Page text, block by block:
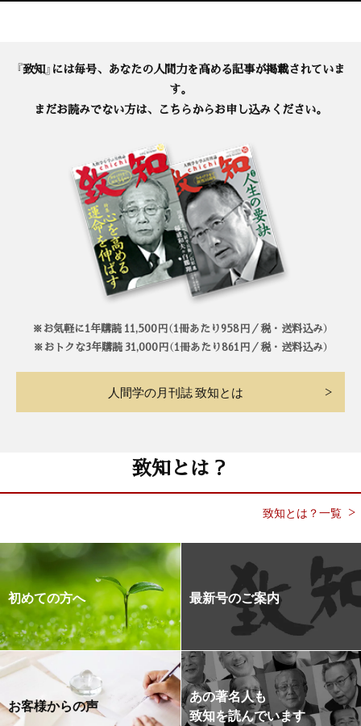
『致知』には毎号、あなたの人間力を高める記事が掲載されていま
す。
まだお読みでない方は、こちらからお申し込みください。
※お気軽に1年購読 11,500円（1冊あたり958円／税・送料込み）
※おトクな3年購読 31,000円（1冊あたり861円／税・送料込み）
人間学の月刊誌 致知とは
致知とは？
致知とは？一覧
初めての方へ 最新号のご案内
お客様からの声
あの著名人も
致知を読んでいます